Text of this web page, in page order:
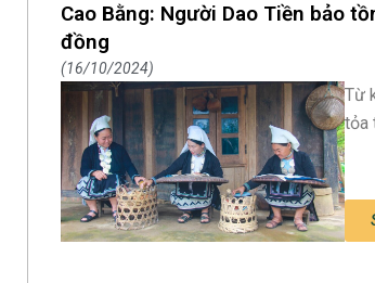
Cao Bằng: Người Dao Tiền bảo
đồng
16/10/2024
Từ
tỏa